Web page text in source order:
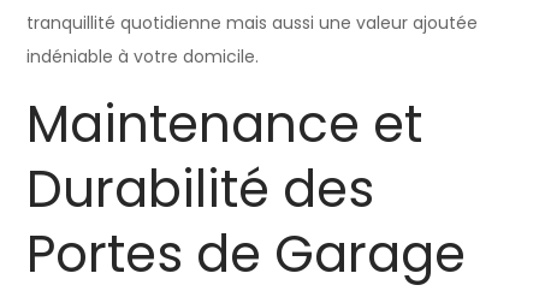
tranquillité quotidienne mais aussi une valeur ajoutée
indéniable à votre domicile.
Maintenance et
Durabilité des
Portes de Garage